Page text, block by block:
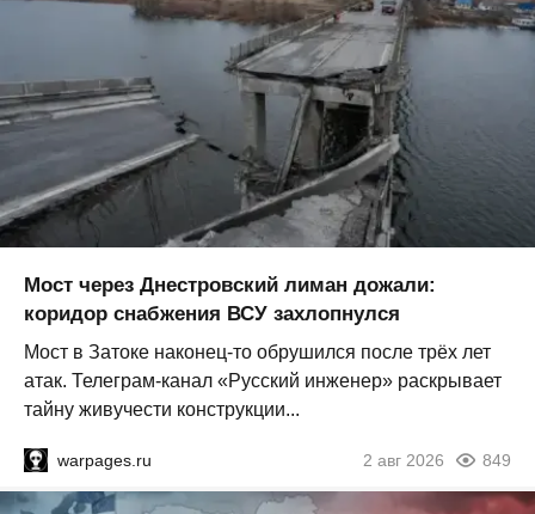
Мост через Днестровский лиман дожали:
коридор снабжения ВСУ захлопнулся
Мост в Затоке наконец-то обрушился после трёх лет
атак. Телеграм-канал «Русский инженер» раскрывает
тайну живучести конструкции...
warpages.ru 2 авг 2026 849